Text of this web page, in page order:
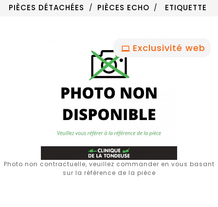
PIÈCES DÉTACHÉES
PIÈCES ECHO ETIQUETTE
Exclusivité web
Photo non contractuelle, veuillez commander en vous basant
sur la référence de la pièce